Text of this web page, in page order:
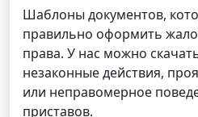
Шаблоны документов,
правильно оформить
права. У нас можно
незаконные действия,
или неправомерное
приставов.